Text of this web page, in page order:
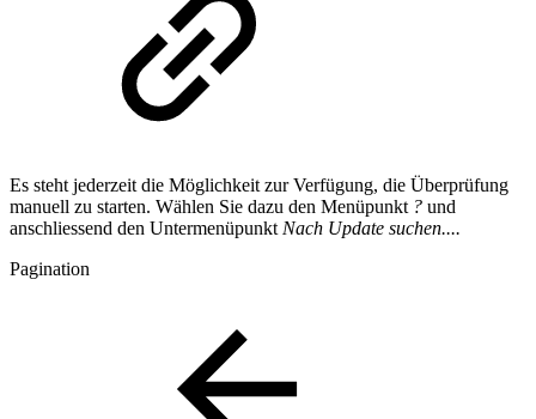
Es steht jederzeit die Möglichkeit zur Verfügung, die Überprüfung
manuell zu starten. Wählen Sie dazu den Menüpunkt ? und
anschliessend den Untermenüpunkt Nach Update suchen....
Pagination